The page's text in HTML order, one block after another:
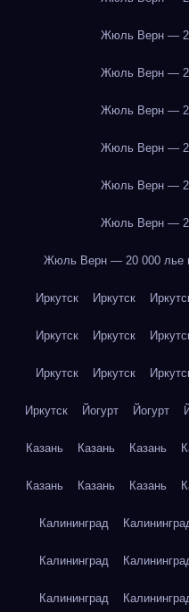
Жюль Верн —
Жюль Верн —
Жюль Верн —
Жюль Верн —
Жюль Верн —
Жюль Верн —
Жюль Верн — 20 000 лье
Иркутск Иркутск
Иркутск Иркутск
Иркутск Иркутск
Иркутск Йогурт Йогурт
Казань Казань Казань
Казань Казань Казань
Калининград
Калининград
Калининград